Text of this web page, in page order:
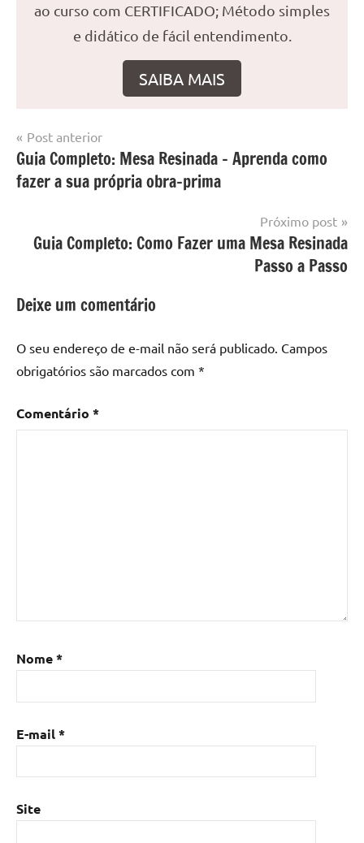
ao curso com CERTIFICADO; Método simples
e didático de fácil entendimento.
SAIBA MAIS
Marcado
com
mesa
Mesa
epoxi
mesa
madeira,
Mesa
madeira
com
de
com
madeira
mesa
epoxi
mesa
Mesa
resinada
Navegação
de
Post
Post anterior
Guia Completo: Mesa Resinada – Aprenda como
fazer a sua própria obra-prima
Próximo post
Guia Completo: Como Fazer uma Mesa Resinada
Passo a Passo
Deixe um comentário
O seu endereço de e-mail não será publicado. Campos
obrigatórios são marcados com *
Comentário *
Nome*
E-mail*
Site